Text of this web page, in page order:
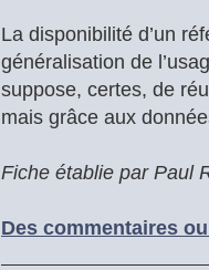
La disponibilité d’un
généralisation de
suppose, certes, de
mais grâce aux
Fiche établie par Paul
Des commentaires